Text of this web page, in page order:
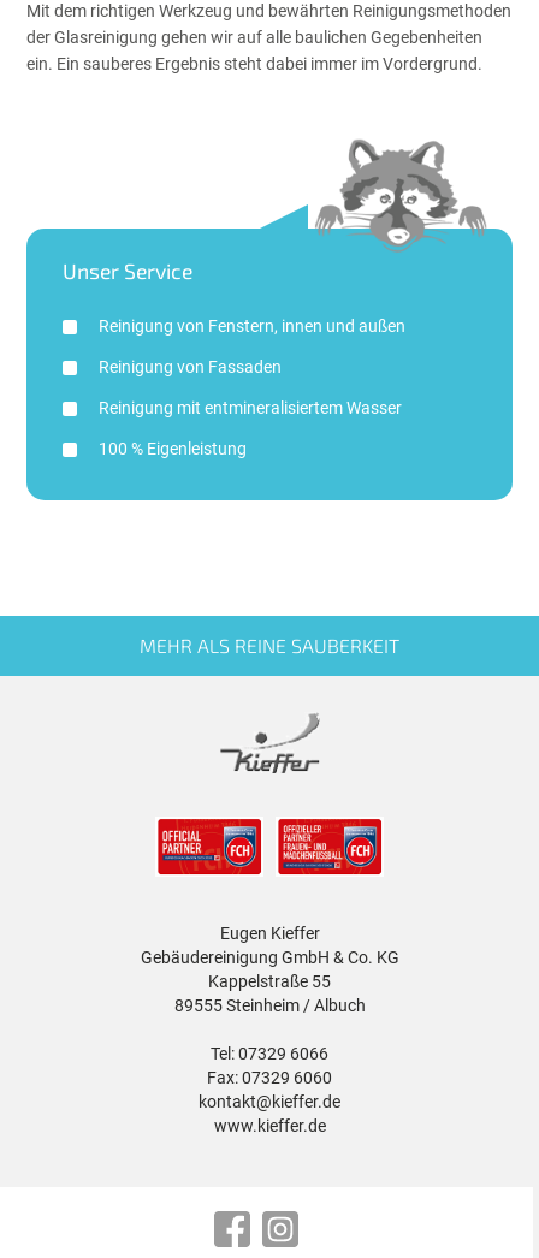
Mit dem richtigen Werkzeug und bewährten Reinigungsmethoden
der Glasreinigung gehen wir auf alle baulichen Gegebenheiten
ein. Ein sauberes Ergebnis steht dabei immer im Vordergrund.
Unser Service
Reinigung von Fenstern, innen und außen
Reinigung von Fassaden
Reinigung mit entmineralisiertem Wasser
100 % Eigenleistung
MEHR ALS REINE SAUBERKEIT
Eugen Kieffer
Gebäudereinigung GmbH & Co. KG
Kappelstraße 55
89555 Steinheim / Albuch
Tel: 07329 6066
Fax: 07329 6060
kontakt@kieffer.de
www.kieffer.de